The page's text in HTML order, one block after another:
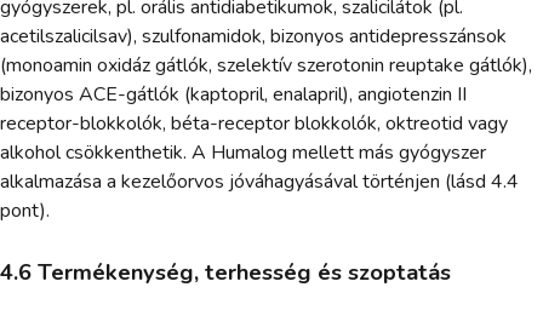
gyógyszerek, pl. orális antidiabetikumok, szalicilátok (pl.
acetilszalicilsav), szulfonamidok, bizonyos antidepresszánsok
(monoamin oxidáz gátlók, szelektív szerotonin reuptake gátlók),
bizonyos ACE-gátlók (kaptopril, enalapril), angiotenzin II
receptor-blokkolók, béta-receptor blokkolók, oktreotid vagy
alkohol csökkenthetik. A Humalog mellett más gyógyszer
alkalmazása a kezelőorvos jóváhagyásával történjen (lásd 4.4
pont).
4.6 Termékenység, terhesség és szoptatás